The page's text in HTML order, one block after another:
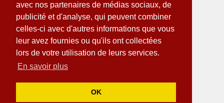
avec nos partenaires de médias sociaux, de
publicité et d'analyse, qui peuvent combiner
celles-ci avec d'autres informations que vous
leur avez fournies ou qu'ils ont collectées
lors de votre utilisation de leurs services.
En savoir plus
OK